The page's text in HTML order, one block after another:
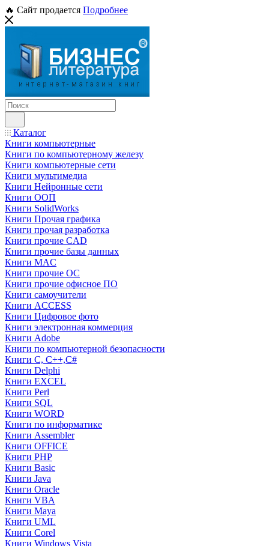
🔥 Сайт продается Подробнее
Каталог
Книги компьютерные
Книги по компьютерному железу
Книги компьютерные сети
Книги мультимедиа
Книги Нейронные сети
Книги ООП
Книги SolidWorks
Книги Прочая графика
Книги прочая разработка
Книги прочие CAD
Книги прочие базы данных
Книги MAC
Книги прочие ОС
Книги прочие офисное ПО
Книги самоучители
Книги ACCESS
Книги Цифровое фото
Книги электронная коммерция
Книги Adobe
Книги по компьютерной безопасности
Книги C, C++,С#
Книги Delphi
Книги EXCEL
Книги Perl
Книги SQL
Книги WORD
Книги по информатике
Книги Assembler
Книги OFFICE
Книги PHP
Книги Basic
Книги Java
Книги Oracle
Книги VBA
Книги Maya
Книги UML
Книги Corel
Книги Windows Vista